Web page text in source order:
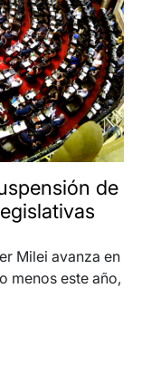
de
Milei avanza en
menos este año,